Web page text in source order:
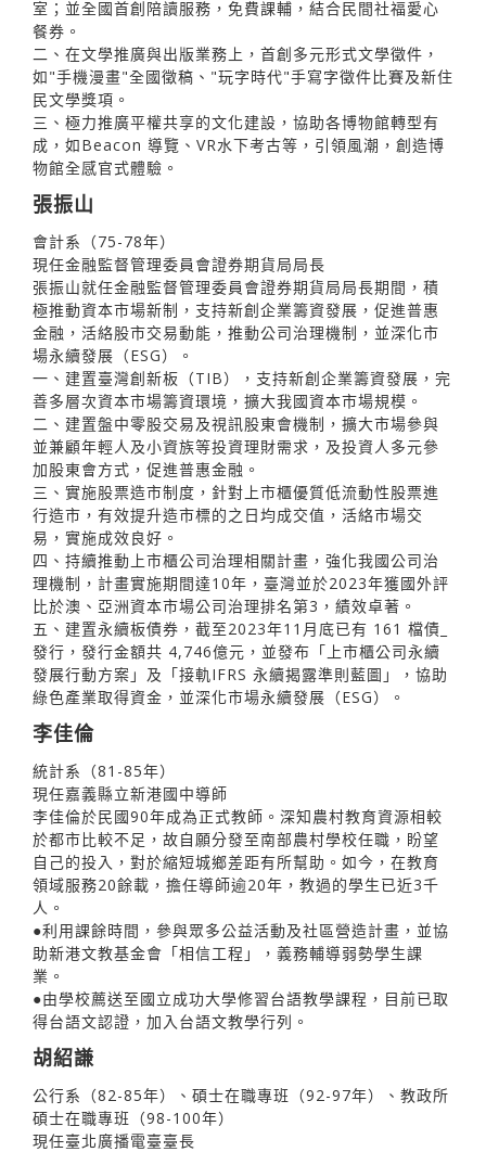
室；並全國首創陪讀服務，免費課輔，結合民間社福愛心
餐券。
二、在文學推廣與出版業務上，首創多元形式文學徵件，
如"手機漫畫"全國徵稿、"玩字時代"手寫字徵件比賽及新住
民文學獎項。
三、極力推廣平權共享的文化建設，協助各博物館轉型有
成，如Beacon 導覽、VR水下考古等，引領風潮，創造博
物館全感官式體驗。
張振山
會計系（75-78年）
現任金融監督管理委員會證券期貨局局長
張振山就任金融監督管理委員會證券期貨局局長期間，積
極推動資本市場新制，支持新創企業籌資發展，促進普惠
金融，活絡股市交易動能，推動公司治理機制，並深化市
場永續發展（ESG）。
一、建置臺灣創新板（TIB），支持新創企業籌資發展，完
善多層次資本市場籌資環境，擴大我國資本市場規模。
二、建置盤中零股交易及視訊股東會機制，擴大市場參與
並兼顧年輕人及小資族等投資理財需求，及投資人多元參
加股東會方式，促進普惠金融。
三、實施股票造市制度，針對上市櫃優質低流動性股票進
行造市，有效提升造市標的之日均成交值，活絡市場交
易，實施成效良好。
四、持續推動上市櫃公司治理相關計畫，強化我國公司治
理機制，計畫實施期間達10年，臺灣並於2023年獲國外評
比於澳、亞洲資本市場公司治理排名第3，績效卓著。
五、建置永續板債券，截至2023年11月底已有 161 檔債_
發行，發行金額共 4,746億元，並發布「上市櫃公司永續
發展行動方案」及「接軌IFRS 永續揭露準則藍圖」，協助
綠色產業取得資金，並深化市場永續發展（ESG）。
李佳倫
統計系（81-85年）
現任嘉義縣立新港國中導師
李佳倫於民國90年成為正式教師。深知農村教育資源相較
於都市比較不足，故自願分發至南部農村學校任職，盼望
自己的投入，對於縮短城鄉差距有所幫助。如今，在教育
領域服務20餘載，擔任導師逾20年，教過的學生已近3千
人。
●利用課餘時間，參與眾多公益活動及社區營造計畫，並協
助新港文教基金會「相信工程」，義務輔導弱勢學生課
業。
●由學校薦送至國立成功大學修習台語教學課程，目前已取
得台語文認證，加入台語文教學行列。
胡紹謙
公行系（82-85年）、碩士在職專班（92-97年）、教政所
碩士在職專班（98-100年）
現任臺北廣播電臺臺長